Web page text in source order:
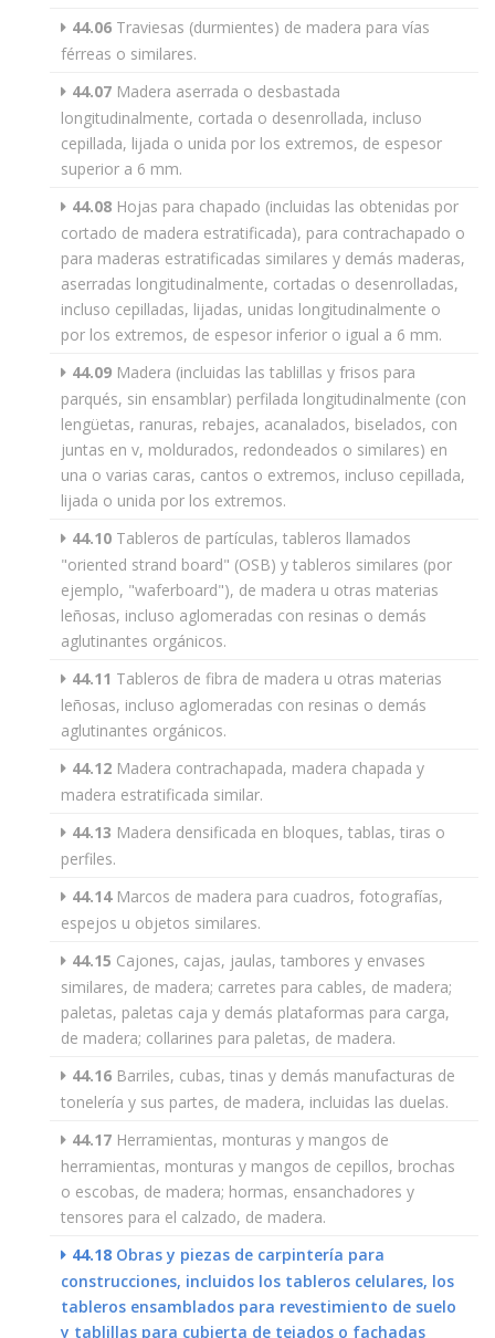
44.06 Traviesas (durmientes) de madera para vías
férreas o similares.
44.07 Madera aserrada o desbastada
longitudinalmente, cortada o desenrollada, incluso
cepillada, lijada o unida por los extremos, de espesor
superior a 6 mm.
44.08 Hojas para chapado (incluidas las obtenidas por
cortado de madera estratificada), para contrachapado o
para maderas estratificadas similares y demás maderas,
aserradas longitudinalmente, cortadas o desenrolladas,
incluso cepilladas, lijadas, unidas longitudinalmente o
por los extremos, de espesor inferior o igual a 6 mm.
44.09 Madera (incluidas las tablillas y frisos para
parqués, sin ensamblar) perfilada longitudinalmente (con
lengüetas, ranuras, rebajes, acanalados, biselados, con
juntas en v, moldurados, redondeados o similares) en
una o varias caras, cantos o extremos, incluso cepillada,
lijada o unida por los extremos.
44.10 Tableros de partículas, tableros llamados
"oriented strand board" (OSB) y tableros similares (por
ejemplo, "waferboard"), de madera u otras materias
leñosas, incluso aglomeradas con resinas o demás
aglutinantes orgánicos.
44.11 Tableros de fibra de madera u otras materias
leñosas, incluso aglomeradas con resinas o demás
aglutinantes orgánicos.
44.12 Madera contrachapada, madera chapada y
madera estratificada similar.
44.13 Madera densificada en bloques, tablas, tiras o
perfiles.
44.14Marcos de madera para cuadros, fotografías,
espejos u objetos similares.
44.15 Cajones, cajas, jaulas, tambores y envases
similares, de madera; carretes para cables, de madera;
paletas, paletas caja y demás plataformas para carga,
de madera; collarines para paletas, de madera.
44.16 Barriles, cubas, tinas y demás manufacturas de
tonelería y sus partes, de madera, incluidas las duelas.
44.17 Herramientas, monturas y mangos de
herramientas, monturas y mangos de cepillos, brochas
o escobas, de madera; hormas, ensanchadores y
tensores para el calzado, de madera.
44.18 Obras y piezas de carpintería para
construcciones, incluidos los tableros celulares, los
tableros ensamblados para revestimiento de suelo
y tablillas para cubierta de tejados o fachadas